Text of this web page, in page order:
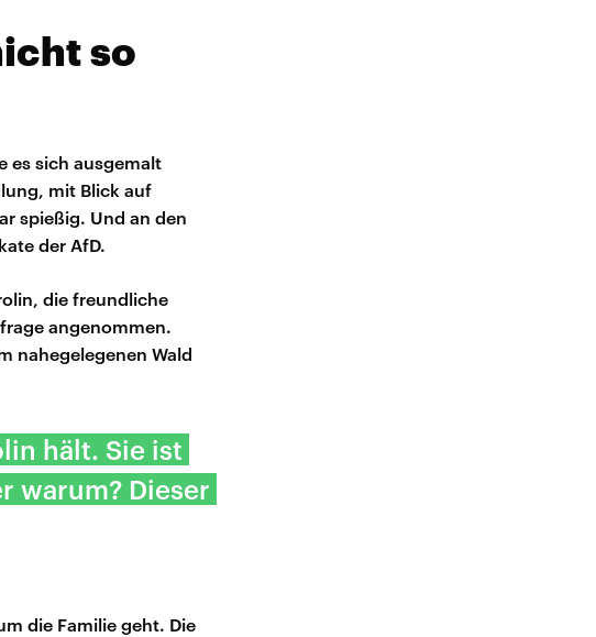
so
es sich ausgemalt
mit Blick auf
spießig. Und an den
der AfD.
die freundliche
angenommen.
nahegelegenen Wald
hält. Sie ist
warum? Dieser
die Familie geht. Die